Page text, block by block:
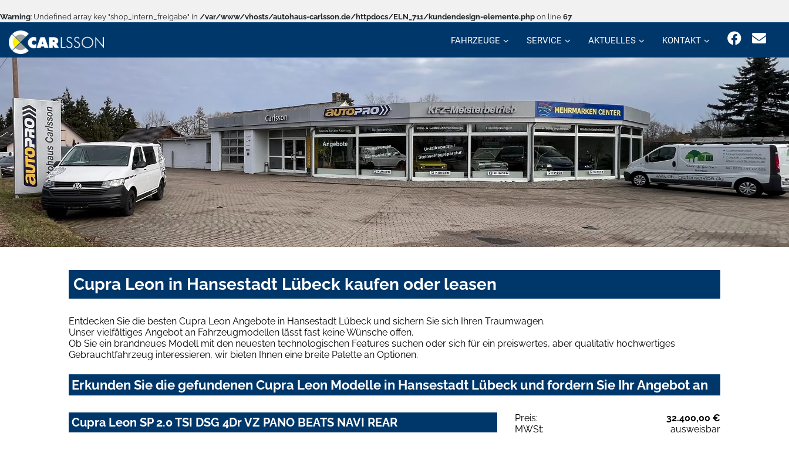
Warning: Undefined array key "shop_intern_freigabe" in /var/www/vhosts/autohaus-carlsson.de/httpdocs/ELN_711/kundendesign-elemente.php on line 67
FAHRZEUGE SERVICE AKTUELLES KONTAKT
Cupra Leon in Hansestadt Lübeck kaufen oder leasen
Entdecken Sie die besten Cupra Leon Angebote in Hansestadt Lübeck und sichern Sie sich Ihren Traumwagen.
Unser vielfältiges Angebot an Fahrzeugmodellen lässt fast keine Wünsche offen.
Ob Sie ein brandneues Modell mit den neuesten technologischen Features suchen oder sich für ein preiswertes, aber qualitativ hochwertiges
Gebrauchtfahrzeug interessieren, wir bieten Ihnen eine breite Palette an Optionen.
Erkunden Sie die gefundenen Cupra Leon Modelle in Hansestadt Lübeck und fordern Sie Ihr Angebot an
Cupra Leon SP 2.0 TSI DSG 4Dr VZ PANO BEATS NAVI REAR Preis:
32.400,00 €
MWSt:
ausweisbar